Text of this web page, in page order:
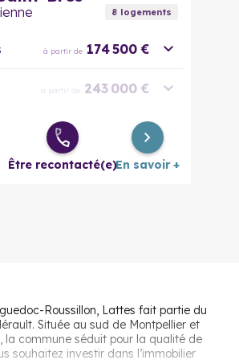
8logements
à partir de 174 500 €
à partir de 243 000 €
à partir de 315 500 €
Être recontacté(e)En savoir +
Roussillon, Lattes fait partie du
Située au sud de Montpellier et
la commune séduit pour la qualité de
souhaitez investir dans l’immobilier